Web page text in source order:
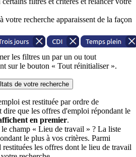
votre recherche apparaissent de la façon
les filtres un par un ou tout
sur le bouton « Tout réinitialiser ».
de votre recherche
est restituée par ordre de
dire que les offres d'emploi répondant le
en premier.
le champ « Lieu de travail » ? La liste
le plus à vos critères. Parmi
les offres dont le lieu de travail